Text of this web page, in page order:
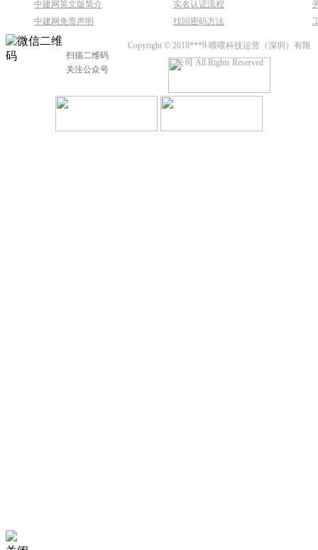
中建网英文版简介
中建网免责声明
实名认证流程
找回密码方法
扫描二维码
关注公众号
Copyright © 2018***9 喂喂科技运营（深圳）有限
公司 All Rights Reserved